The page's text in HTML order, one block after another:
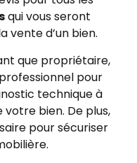
qui vous seront
vente d’un bien.
que propriétaire,
pour
technique à
votre bien. De plus,
pour sécuriser